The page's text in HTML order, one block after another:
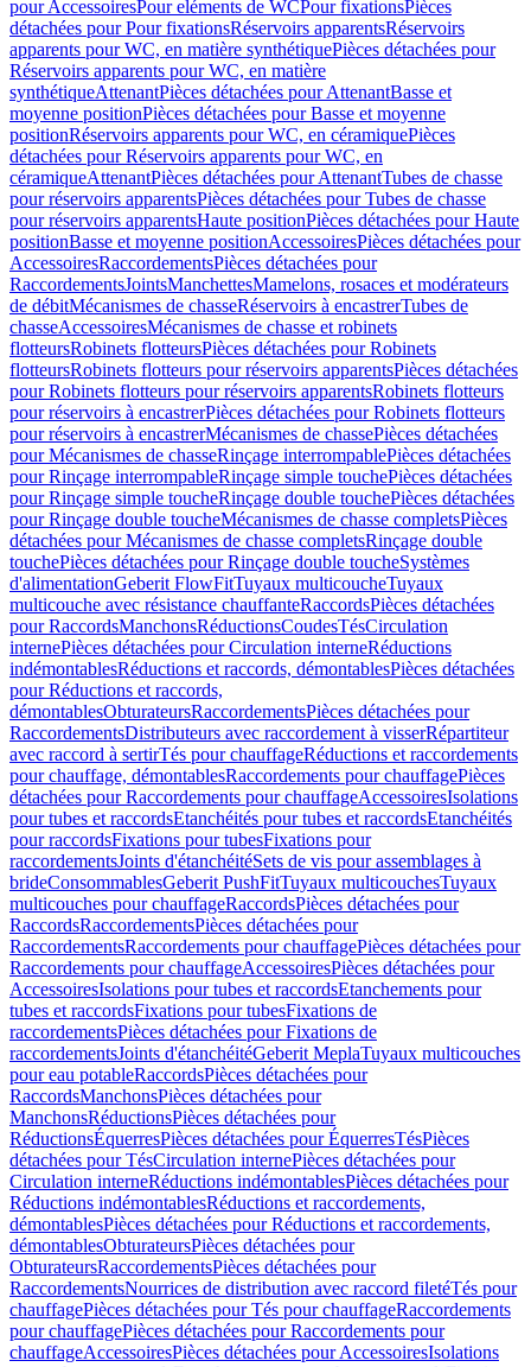
pour AccessoiresPour eléments de WCPour fixationsPièces
détachées pour Pour fixationsRéservoirs apparentsRéservoirs
apparents pour WC, en matière synthétiquePièces détachées pour
Réservoirs apparents pour WC, en matière
synthétiqueAttenantPièces détachées pour AttenantBasse et
moyenne positionPièces détachées pour Basse et moyenne
positionRéservoirs apparents pour WC, en céramiquePièces
détachées pour Réservoirs apparents pour WC, en
céramiqueAttenantPièces détachées pour AttenantTubes de chasse
pour réservoirs apparentsPièces détachées pour Tubes de chasse
pour réservoirs apparentsHaute positionPièces détachées pour Haute
positionBasse et moyenne positionAccessoiresPièces détachées pour
AccessoiresRaccordementsPièces détachées pour
RaccordementsJointsManchettesMamelons, rosaces et modérateurs
de débitMécanismes de chasseRéservoirs à encastrerTubes de
chasseAccessoiresMécanismes de chasse et robinets
flotteursRobinets flotteursPièces détachées pour Robinets
flotteursRobinets flotteurs pour réservoirs apparentsPièces détachées
pour Robinets flotteurs pour réservoirs apparentsRobinets flotteurs
pour réservoirs à encastrerPièces détachées pour Robinets flotteurs
pour réservoirs à encastrerMécanismes de chassePièces détachées
pour Mécanismes de chasseRinçage interrompablePièces détachées
pour Rinçage interrompableRinçage simple touchePièces détachées
pour Rinçage simple toucheRinçage double touchePièces détachées
pour Rinçage double toucheMécanismes de chasse completsPièces
détachées pour Mécanismes de chasse completsRinçage double
touchePièces détachées pour Rinçage double toucheSystèmes
d'alimentationGeberit FlowFitTuyaux multicoucheTuyaux
multicouche avec résistance chauffanteRaccordsPièces détachées
pour RaccordsManchonsRéductionsCoudesTésCirculation
internePièces détachées pour Circulation interneRéductions
indémontablesRéductions et raccords, démontablesPièces détachées
pour Réductions et raccords,
démontablesObturateursRaccordementsPièces détachées pour
RaccordementsDistributeurs avec raccordement à visserRépartiteur
avec raccord à sertirTés pour chauffageRéductions et raccordements
pour chauffage, démontablesRaccordements pour chauffagePièces
détachées pour Raccordements pour chauffageAccessoiresIsolations
pour tubes et raccordsEtanchéités pour tubes et raccordsEtanchéités
pour raccordsFixations pour tubesFixations pour
raccordementsJoints d'étanchéitéSets de vis pour assemblages à
brideConsommablesGeberit PushFitTuyaux multicouchesTuyaux
multicouches pour chauffageRaccordsPièces détachées pour
RaccordsRaccordementsPièces détachées pour
RaccordementsRaccordements pour chauffagePièces détachées pour
Raccordements pour chauffageAccessoiresPièces détachées pour
AccessoiresIsolations pour tubes et raccordsEtanchements pour
tubes et raccordsFixations pour tubesFixations de
raccordementsPièces détachées pour Fixations de
raccordementsJoints d'étanchéitéGeberit MeplaTuyaux multicouches
pour eau potableRaccordsPièces détachées pour
RaccordsManchonsPièces détachées pour
ManchonsRéductionsPièces détachées pour
RéductionsÉquerresPièces détachées pour ÉquerresTésPièces
détachées pour TésCirculation internePièces détachées pour
Circulation interneRéductions indémontablesPièces détachées pour
Réductions indémontablesRéductions et raccordements,
démontablesPièces détachées pour Réductions et raccordements,
démontablesObturateursPièces détachées pour
ObturateursRaccordementsPièces détachées pour
RaccordementsNourrices de distribution avec raccord filetéTés pour
chauffagePièces détachées pour Tés pour chauffageRaccordements
pour chauffagePièces détachées pour Raccordements pour
chauffageAccessoiresPièces détachées pour AccessoiresIsolations